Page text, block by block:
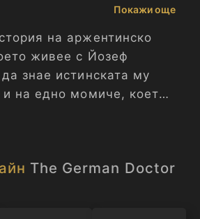
Покажи още
на аржентинско
живее с Йозеф
знае истинската му
и на едно момиче, което
The German Doctor